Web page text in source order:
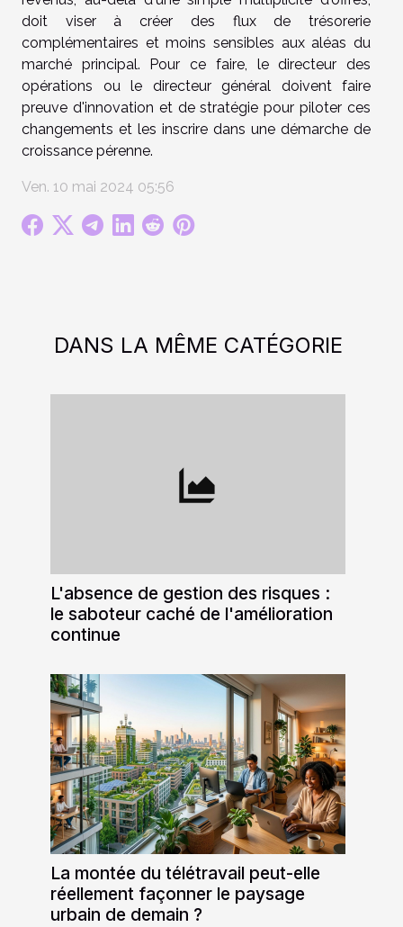
doit viser à créer des flux de trésorerie
complémentaires et moins sensibles aux aléas du
marché principal. Pour ce faire, le directeur des
opérations ou le directeur général doivent faire
preuve d'innovation et de stratégie pour piloter ces
changements et les inscrire dans une démarche de
croissance pérenne.
Ven. 10 mai 2024 05:56
DANS LA MÊME CATÉGORIE
L'absence de gestion des risques :
le saboteur caché de l'amélioration
continue
La montée du télétravail peut-elle
réellement façonner le paysage
urbain de demain ?